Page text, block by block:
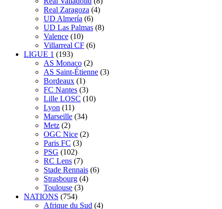
Real Zaragoza (4)
UD Almería (6)
UD Las Palmas (8)
Valence (10)
Villarreal CF (6)
LIGUE 1 (193)
AS Monaco (2)
AS Saint-Étienne (3)
Bordeaux (1)
FC Nantes (3)
Lille LOSC (10)
Lyon (11)
Marseille (34)
Metz (2)
OGC Nice (2)
Paris FC (3)
PSG (102)
RC Lens (7)
Stade Rennais (6)
Strasbourg (4)
Toulouse (3)
NATIONS (754)
Afrique du Sud (4)